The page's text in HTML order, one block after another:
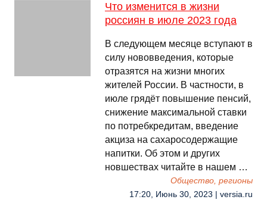
Что изменится в жизни
россиян в июле 2023 года
В следующем месяце вступают в
силу нововведения, которые
отразятся на жизни многих
жителей России. В частности, в
июле грядёт повышение пенсий,
снижение максимальной ставки
по потребкредитам, введение
акциза на сахаросодержащие
напитки. Об этом и других
новшествах читайте в нашем …
Общество, регионы
17:20, Июнь 30, 2023 | versia.ru